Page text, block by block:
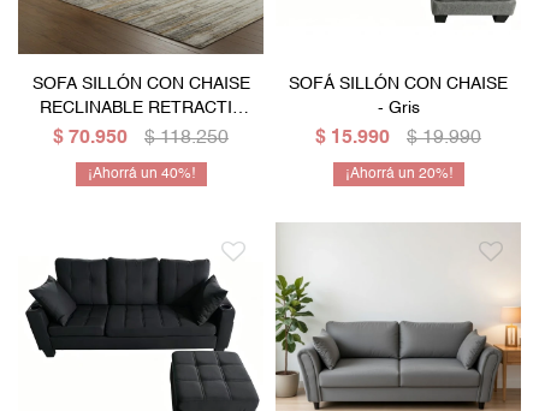
SOFA SILLÓN CON CHAISE
RECLINABLE RETRACTIL
CON SISTEMA ELECTRICO
$ 70.950 $ 118.250
40
SOFÁ SILLÓN CON CHAISE
- Gris
$ 15.990 $ 19.990
20